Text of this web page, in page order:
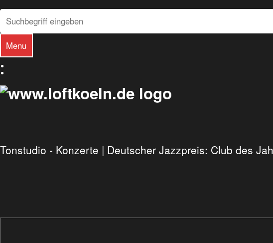
Search
Search
Menu
Tonstudio - Konzerte | Deutscher Jazzpreis: Club des